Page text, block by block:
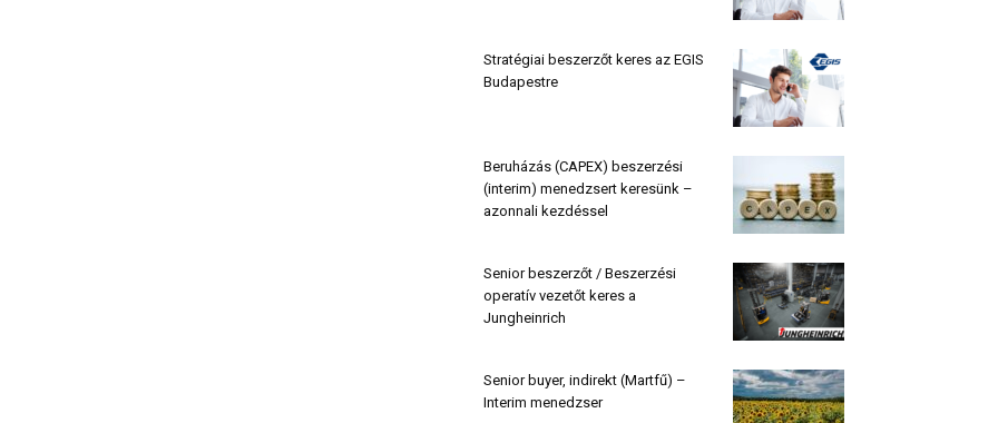
Stratégiai beszerzőt keres az EGIS
Budapestre
Beruházás (CAPEX) beszerzési
(interim) menedzsert keresünk –
azonnali kezdéssel
Senior beszerzőt / Beszerzési
operatív vezetőt keres a
Jungheinrich
Senior buyer, indirekt (Martfű) –
Interim menedzser